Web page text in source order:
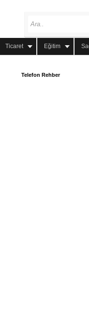
Ticaret Eğitim
Telefon Rehber